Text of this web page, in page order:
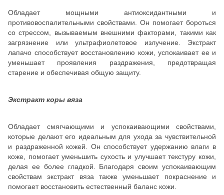
Обладает мощными антиоксидантными и
противовоспалительными свойствами. Он помогает бороться
со стрессом, вызываемым внешними факторами, такими как
загрязнение или ультрафиолетовое излучение. Экстракт
лапачо способствует восстановлению кожи, успокаивает ее и
уменьшает проявления раздражения, предотвращая
старение и обеспечивая общую защиту.
Экстракт коры вяза
Обладает смягчающими и успокаивающими свойствами,
которые делают его идеальным для ухода за чувствительной
и раздраженной кожей. Он способствует удержанию влаги в
коже, помогает уменьшить сухость и улучшает текстуру кожи,
делая ее более гладкой. Благодаря своим успокаивающим
свойствам экстракт вяза также уменьшает покраснение и
помогает восстановить естественный баланс кожи.